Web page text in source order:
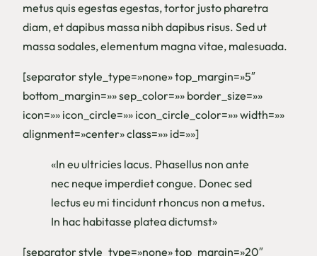
metus quis egestas egestas, tortor justo pharetra
diam, et dapibus massa nibh dapibus risus. Sed ut
massa sodales, elementum magna vitae, malesuada.
[separator style_type=»none» top_margin=»5″
bottom_margin=»» sep_color=»» border_size=»»
icon=»» icon_circle=»» icon_circle_color=»» width=»»
alignment=»center» class=»» id=»»]
«In eu ultricies lacus. Phasellus non ante
nec neque imperdiet congue. Donec sed
lectus eu mi tincidunt rhoncus non a metus.
In hac habitasse platea dictumst»
[separator style_type=»none» top_margin=»20″